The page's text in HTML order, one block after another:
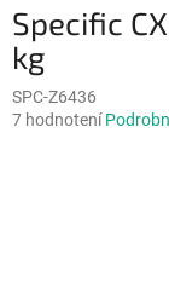
Specific
kg
SPC-Z6436
Priemerné
7 hodnotení